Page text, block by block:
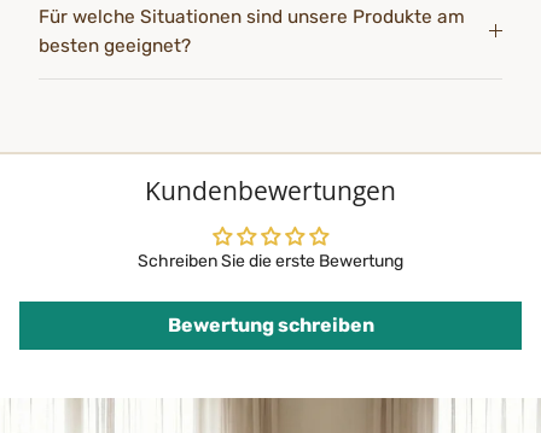
Für welche Situationen sind unsere Produkte am
besten geeignet?
Kundenbewertungen
Schreiben Sie die erste Bewertung
Bewertung schreiben